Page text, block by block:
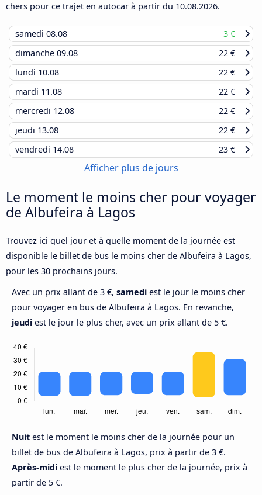
chers pour ce trajet en autocar à partir du 10.08.2026.
samedi 08.08
3 €
dimanche 09.08
22 €
lundi 10.08
22 €
mardi 11.08
22 €
mercredi 12.08
22 €
jeudi 13.08
22 €
vendredi 14.08 23 €
Afficher plus de jours
Le moment le moins cher pour voyager
de Albufeira à Lagos
Trouvez ici quel jour et à quelle moment de la journée est
disponible le billet de bus le moins cher de Albufeira à Lagos,
pour les 30 prochains jours.
Avec un prix allant de 3 €, samedi est le jour le moins cher
pour voyager en bus de Albufeira à Lagos. En revanche,
jeudi est le jour le plus cher, avec un prix allant de 5 €.
Nuit est le moment le moins cher de la journée pour un
billet de bus de Albufeira à Lagos, prix à partir de 3 €.
Après-midi est le moment le plus cher de la journée, prix à
partir de 5 €.